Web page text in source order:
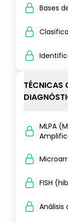
Bases
TÉCNICAS
MLPA
FISH
Análisis